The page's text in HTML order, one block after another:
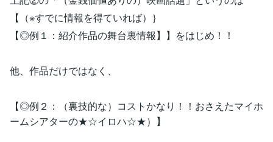
【（※すでに情報を得ていれば）｝
【◎例１：紹介作品の舞台裏情報】】をはじめ！！
他、作品だけではなく、
【◎例２：（裏技的な）コストかなり！！おさえたマイホ
ームシアターの★☆イロハ☆★）】